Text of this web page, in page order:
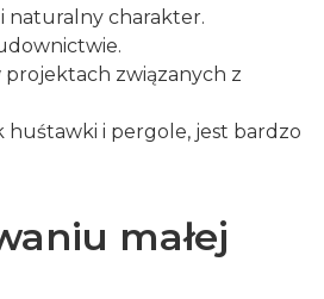
i naturalny charakter.
związanych z
i pergole, jest bardzo
małej